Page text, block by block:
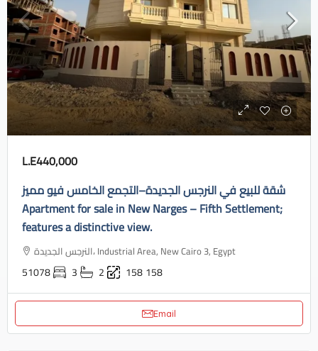
L.E440,000
شقة للبيع في النرجس الجديدة–التجمع الخامس فيو مميز
Apartment for sale in New Narges – Fifth Settlement;
features a distinctive view.
النرجس الجديدة، Industrial Area, New Cairo 3, Egypt
51078 3 2 158158
Email